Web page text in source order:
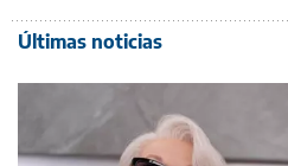
Últimas noticias